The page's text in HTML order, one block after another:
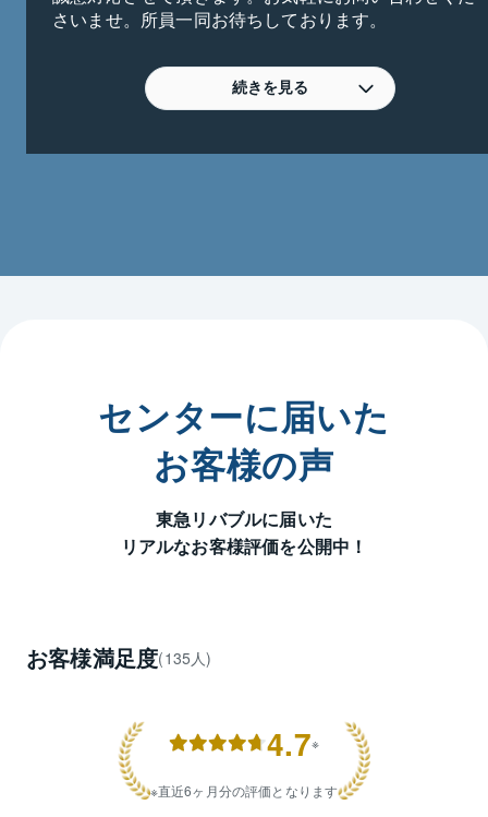
さいませ。所員一同お待ちしております。
続きを見る
センターに届いた
お客様の声
東急リバブルに届いた
リアルなお客様評価を公開中！
お客様満足度(135人)
4.7※
直近6ヶ月分の評価となります